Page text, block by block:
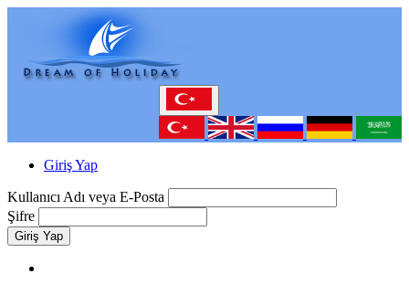
Giriş Yap
Kullanıcı Adı veya E-Posta
Şifre
Giriş Yap